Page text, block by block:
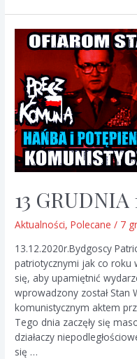
Kcyńskiej
13 GRUDNIA
Aktualności,Polecane / 7
13.12.2020r.Bydgoscy
patriotycznymi jak co roku
się, aby upamiętnić
wprowadzony został Stan
komunistycznym aktem
Tego dnia zaczęły się
działaczy
się …